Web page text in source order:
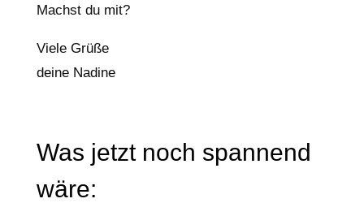
Machst du mit?
Viele Grüße
deine Nadine
Was jetzt noch spannend
wäre: